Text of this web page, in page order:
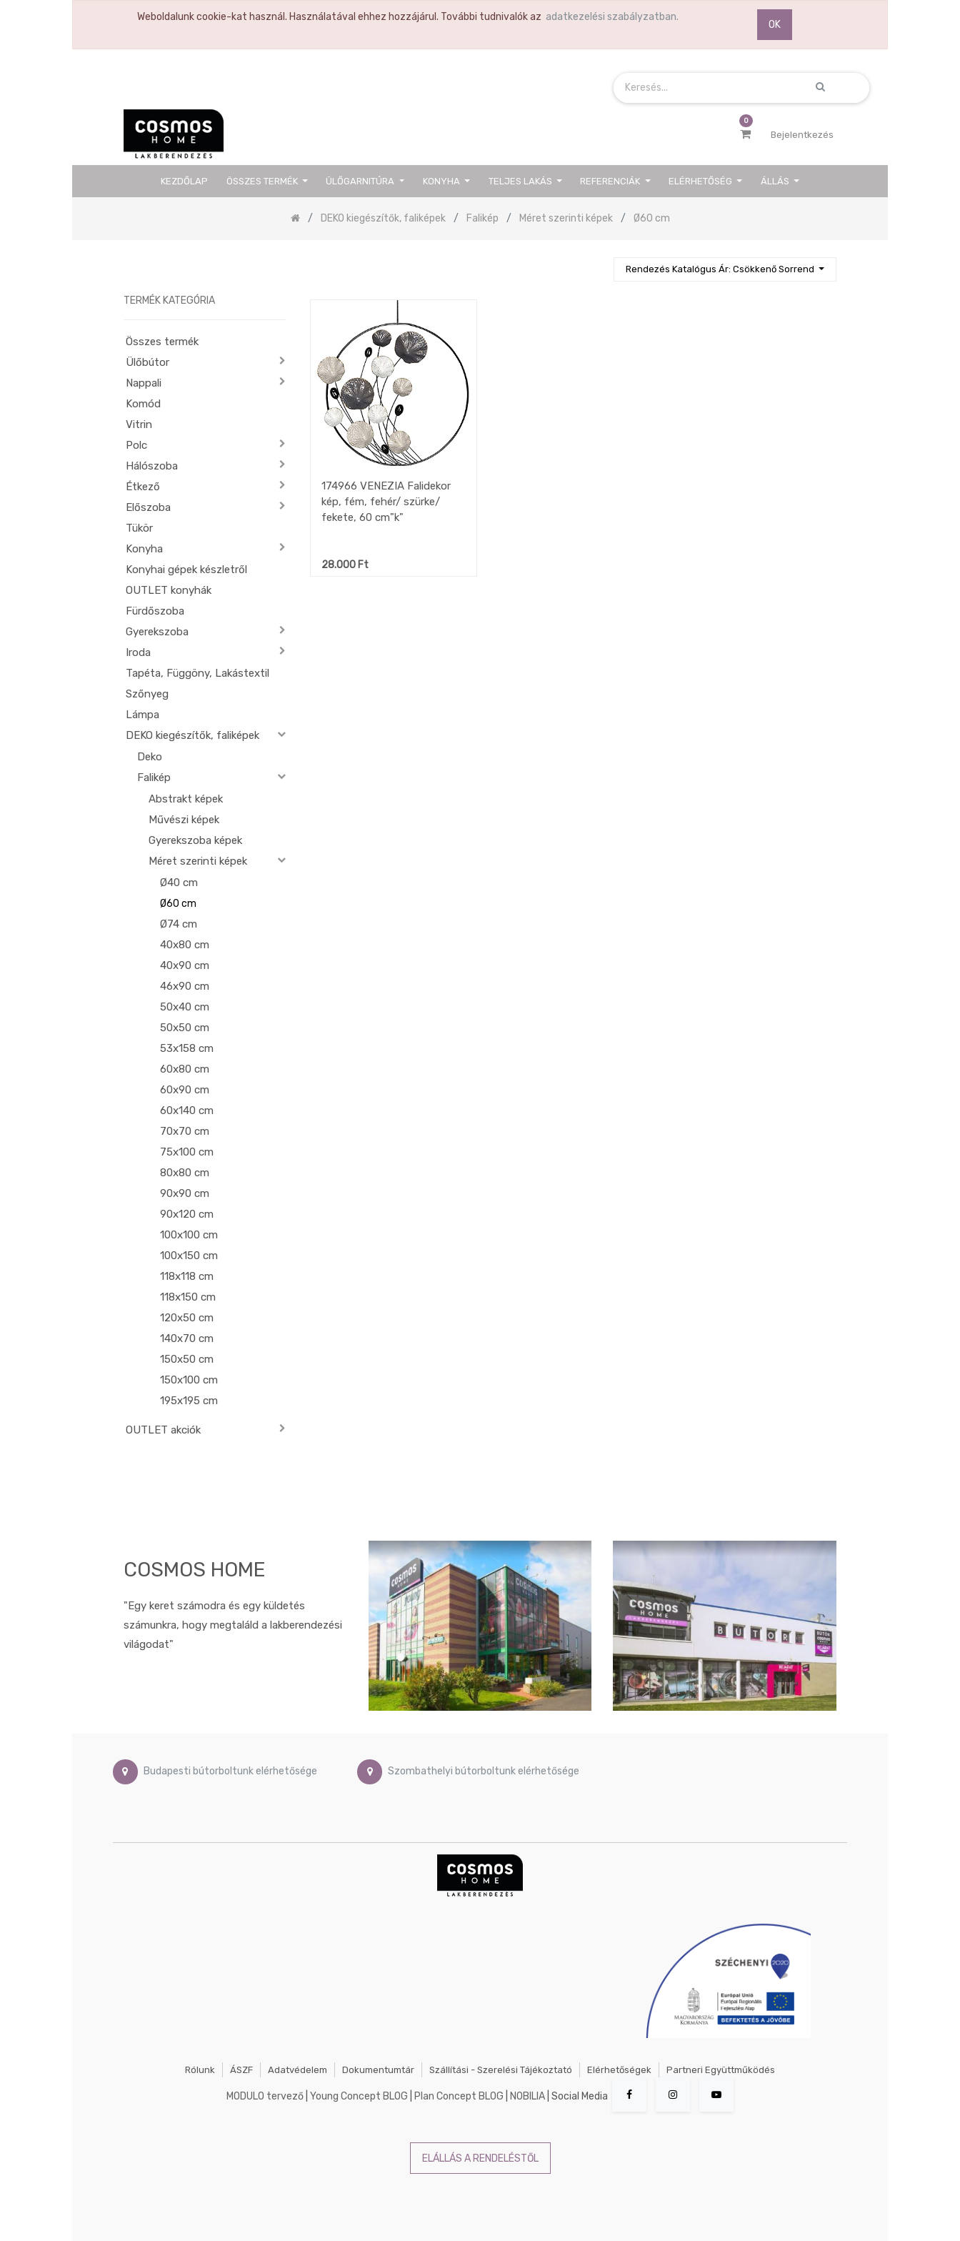
Weboldalunk cookie-kat használ. Használatával ehhez hozzájárul. További tudnivalók az adatkezelési szabályzatban.
OK
0
Bejelentkezés
KEZDŐLAP ÖSSZES TERMÉK ÜLŐGARNITÚRA KONYHA TELJES LAKÁS REFERENCIÁK ELÉRHETŐSÉG ÁLLÁS
DEKO kiegészítők, faliképek
Falikép Méret szerinti képek Ø60 cm
Rendezés Katalógus Ár: Csökkenő Sorrend
TERMÉK KATEGÓRIA
Összes termék
Ülőbútor
Nappali
Komód
Vitrin
Polc
Hálószoba
Étkező
Előszoba
Tükör
Konyha
Konyhai gépek készletről
OUTLET konyhák
Fürdőszoba
Gyerekszoba
Iroda
Tapéta, Függöny, Lakástextil
Szőnyeg
Lámpa
DEKO kiegészítők, faliképek
Deko
Falikép
Abstrakt képek
Művészi képek
Gyerekszoba képek
Méret szerinti képek
Ø40 cm
Ø60 cm
Ø74 cm
40x80 cm
40x90 cm
46x90 cm
50x40 cm
50x50 cm
53x158 cm
60x80 cm
60x90 cm
60x140 cm
70x70 cm
75x100 cm
80x80 cm
90x90 cm
90x120 cm
100x100 cm
100x150 cm
118x118 cm
118x150 cm
120x50 cm
140x70 cm
150x50 cm
150x100 cm
195x195 cm
OUTLET akciók
174966 VENEZIA Falidekor
kép, fém, fehér/ szürke/
fekete, 60 cm"k"
28.000Ft
COSMOS HOME
"Egy keret számodra és egy küldetés
számunkra, hogy megtaláld a lakberendezési
világodat"
Budapesti bútorboltunk elérhetősége Szombathelyi bútorboltunk elérhetősége
Rólunk ÁSZF Adatvédelem Dokumentumtár Szállítási - Szerelési Tájékoztató Elérhetőségek Partneri Együttműködés
MODULO tervező |Young Concept BLOG Plan Concept BLOG NOBILIA | Social Media
ELÁLLÁS A RENDELÉSTŐL